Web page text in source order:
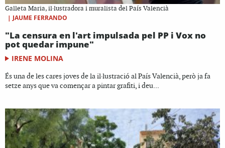
Galleta Maria, il·lustradora i muralista del País Valencià
| JAUME FERRANDO
"La censura en l'art impulsada pel PP i Vox no
pot quedar impune"
IRENE MOLINA
És una de les cares joves de la il·lustració al País Valencià, però ja fa
setze anys que va començar a pintar grafiti, i deu...